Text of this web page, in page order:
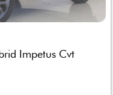
Impetus Cvt